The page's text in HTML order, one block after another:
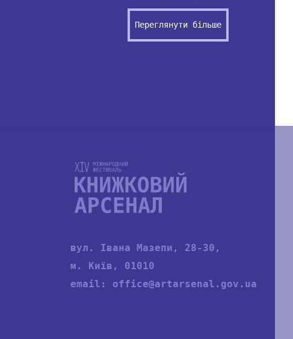
Переглянути більше
вул. Івана Мазепи, 28-30,
м. Київ, 01010
email: office@artarsenal.gov.ua